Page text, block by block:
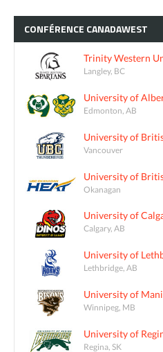
CONFÉRENCE CANADAWEST
Trinity Western
Langley, BC
University of
Edmonton, AB
University of
Vancouver
University of
Okanagan
University of
Calgary, AB
University of
Lethbridge, AB
University of
Winnipeg, MB
University of
Regina, SK